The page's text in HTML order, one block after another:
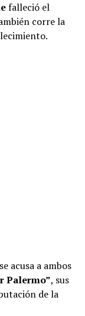
falleció el
corre la
acusa a ambos
Palermo”, sus
de la